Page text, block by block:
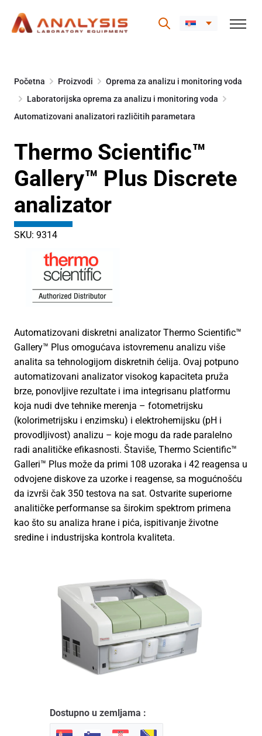
content
Početna Proizvodi
Oprema za analizu i monitoring voda
Laboratorijska oprema za analizu i monitoring voda
Automatizovani analizatori različitih parametara
Thermo Scientific™
Gallery™ Plus Discrete
analizator
SKU: 9314
Automatizovani diskretni analizator Thermo Scientific™
Gallery™ Plus omogućava istovremenu analizu više
analita sa tehnologijom diskretnih ćelija. Ovaj potpuno
automatizovani analizator visokog kapaciteta pruža
brze, ponovljive rezultate i ima integrisanu platformu
koja nudi dve tehnike merenja – fotometrijsku
(kolorimetrijsku i enzimsku) i elektrohemijsku (pH i
provodljivost) analizu – koje mogu da rade paralelno
radi analitičke efikasnosti. Štaviše, Thermo Scientific™
Galleri™ Plus može da primi 108 uzoraka i 42 reagensa u
odvojene diskove za uzorke i reagense, sa mogućnošću
da izvrši čak 350 testova na sat. Ostvarite superiorne
analitičke performanse sa širokim spektrom primena
kao što su analiza hrane i pića, ispitivanje životne
sredine i industrijska kontrola kvaliteta.
Dostupno u zemljama :